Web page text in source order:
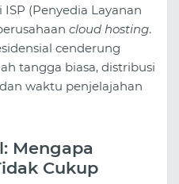
(Penyedia Layanan
cloud hosting.
cenderung
tangga biasa, distribusi
waktu penjelajahan
Mengapa
Cukup